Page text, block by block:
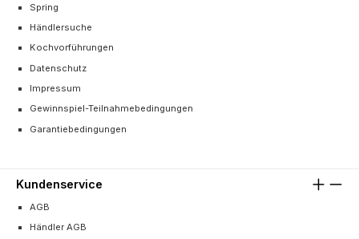
Spring
Händlersuche
Kochvorführungen
Datenschutz
Impressum
Gewinnspiel-Teilnahmebedingungen
Garantiebedingungen
Kundenservice
AGB
Händler AGB